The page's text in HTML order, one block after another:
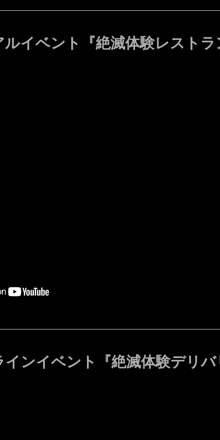
ルイベント『絶滅体験レストラ
ンイベント『絶滅体験デリ